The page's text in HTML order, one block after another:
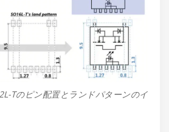
Tのピン配置とランドパターンのイ